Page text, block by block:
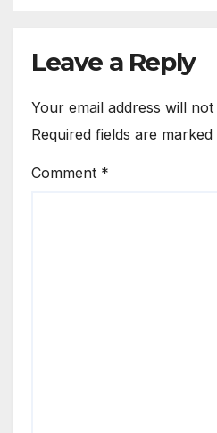
Leave a Reply
Your email address will
Required fields are marked
Comment *